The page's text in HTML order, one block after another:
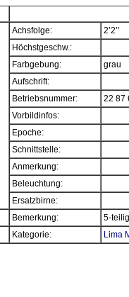
Achsfolge:
2’2’’
Höchstgeschw.:
Farbgebung:
grau
Aufschrift:
Betriebsnummer:
22 87
Vorbildinfos:
Epoche:
Schnittstelle:
Anmerkung:
Beleuchtung:
Ersatzbirne:
Bemerkung:
5-
Kategorie: Lima